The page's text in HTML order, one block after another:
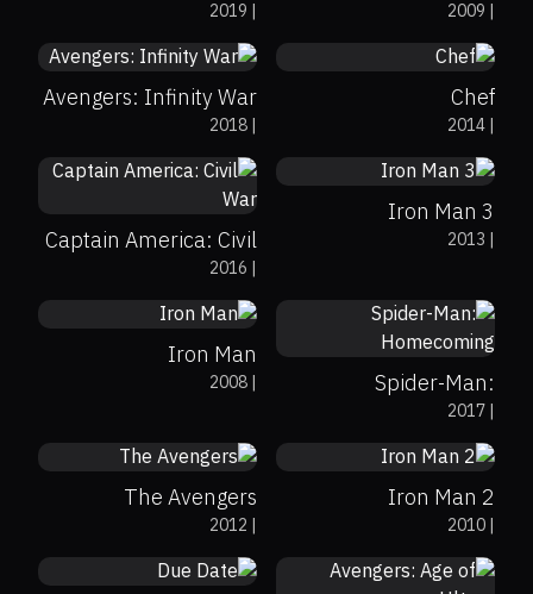
|
2009
|
2019
Chef
|
2014
Avengers: Infinity War
|
2018
7.2
Iron Man 3
|
2013
7.8
Captain America: Civil
War|
2016
Spider-Man:
Homecoming|
2017
7.9
94%
79%
Iron Man
|
2008 7
73%
57%
Iron Man 2
|
2010
8
The Avengers
|
2012 7.3
6.5
40%
51%